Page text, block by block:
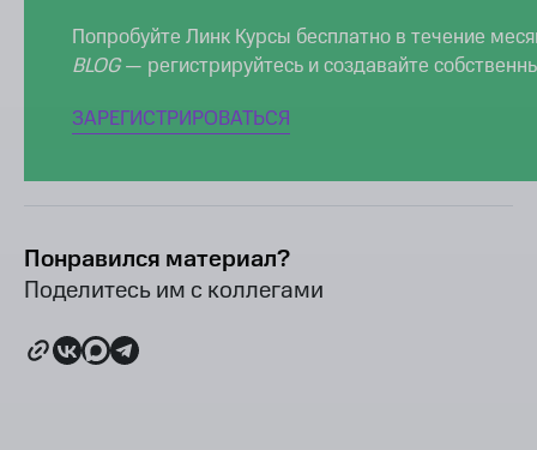
Попробуйте Линк Курсы бесплатно в течение
BLOG— регистрируйтесь и создавайте
ЗАРЕГИСТРИРОВАТЬСЯ
Понравился материал?
Поделитесь им с коллегами